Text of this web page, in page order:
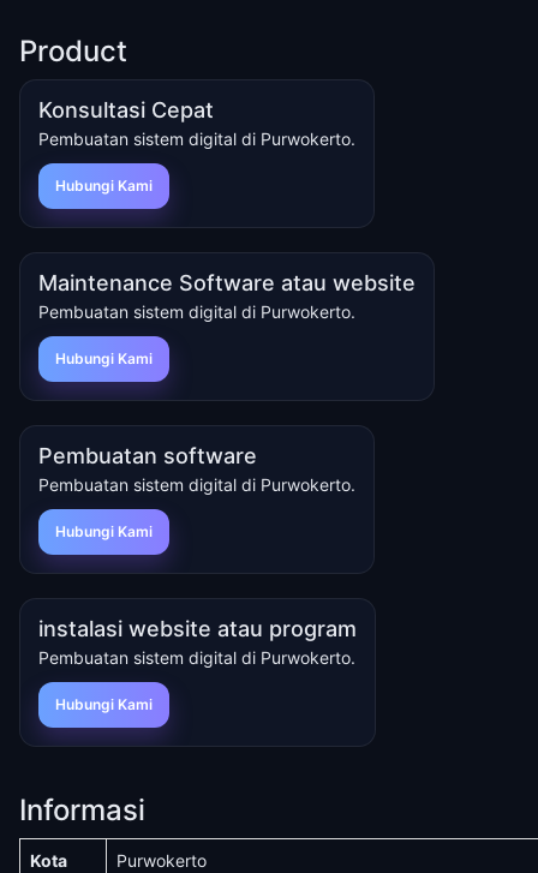
Product
Konsultasi Cepat
Pembuatan sistem digital di Purwokerto.
Hubungi Kami
Maintenance Software atau website
Pembuatan sistem digital di Purwokerto.
Hubungi Kami
Pembuatan software
Pembuatan sistem digital di Purwokerto.
Hubungi Kami
instalasi website atau program
Pembuatan sistem digital di Purwokerto.
Hubungi Kami
Informasi
Kota Purwokerto